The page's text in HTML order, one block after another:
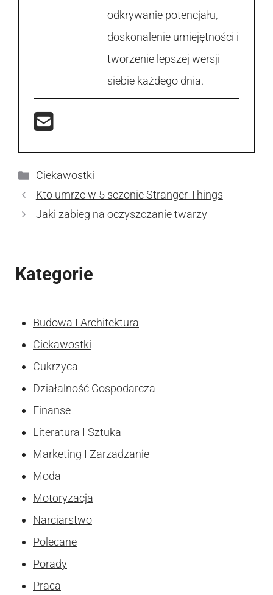
odkrywanie potencjału,
doskonalenie umiejętności i
tworzenie lepszej wersji
siebie każdego dnia.
Kategorie
Ciekawostki
Kto umrze w 5 sezonie Stranger Things
Jaki zabieg na oczyszczanie twarzy
Kategorie
Budowa I Architektura
Ciekawostki
Cukrzyca
Działalność Gospodarcza
Finanse
Literatura I Sztuka
Marketing I Zarzadzanie
Moda
Motoryzacja
Narciarstwo
Polecane
Porady
Praca